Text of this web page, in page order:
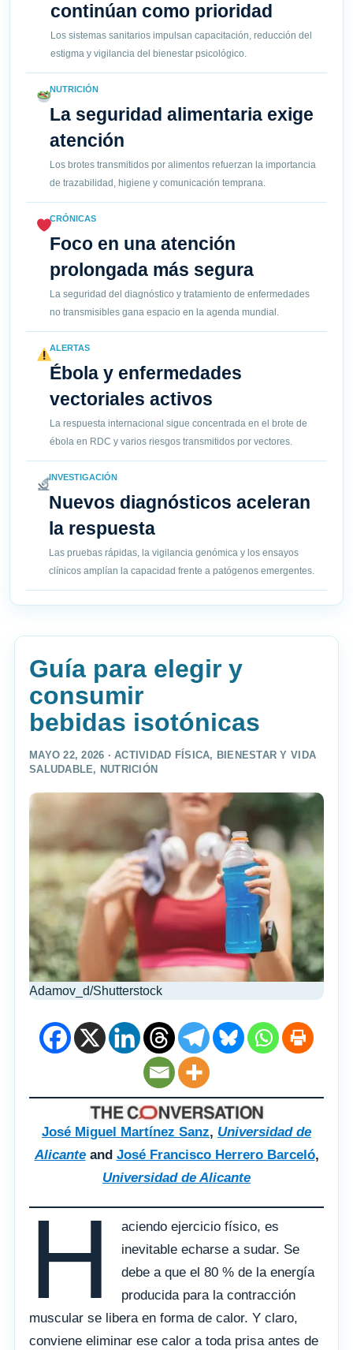
continúan como prioridad
Los sistemas sanitarios impulsan capacitación, reducción del
estigma y vigilancia del bienestar psicológico.
NUTRICIÓN
La seguridad alimentaria exige
atención
Los brotes transmitidos por alimentos refuerzan la importancia
de trazabilidad, higiene y comunicación temprana.
CRÓNICAS
Foco en una atención
prolongada más segura
La seguridad del diagnóstico y tratamiento de enfermedades
no transmisibles gana espacio en la agenda mundial.
ALERTAS
Ébola y enfermedades
vectoriales activos
La respuesta internacional sigue concentrada en el brote de
ébola en RDC y varios riesgos transmitidos por vectores.
INVESTIGACIÓN
Nuevos diagnósticos aceleran
la respuesta
Las pruebas rápidas, la vigilancia genómica y los ensayos
clínicos amplían la capacidad frente a patógenos emergentes.
Guía para elegir y
consumir
bebidas isotónicas
MAYO 22, 2026 ·ACTIVIDAD FÍSICA, BIENESTAR Y VIDA
SALUDABLE, NUTRICIÓN
Adamov_d/Shutterstock
José Miguel Martínez Sanz, Universidad de
Alicanteand José Francisco Herrero Barceló,
Universidad de Alicante
H
aciendo ejercicio físico, es
inevitable echarse a sudar. Se
debe a que el 80 % de la energía
producida para la contracción
muscular se libera en forma de calor. Y claro,
conviene eliminar ese calor a toda prisa antes de